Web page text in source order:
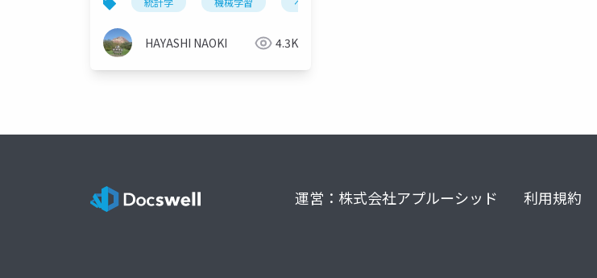
HAYASHI NAOKI 4.3K
運営：株式会社アプルーシッド 利用規約